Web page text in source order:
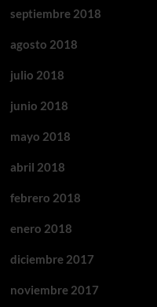
septiembre 2018
agosto 2018
julio 2018
junio 2018
mayo 2018
abril 2018
febrero 2018
enero 2018
diciembre 2017
noviembre 2017